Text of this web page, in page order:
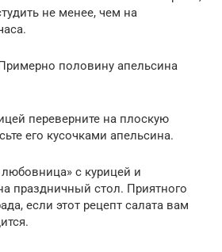
не менее, чем на
половину апельсина
переверните на плоскую
его кусочками апельсина.
с курицей и
праздничный стол. Приятного
если этот рецепт салата вам